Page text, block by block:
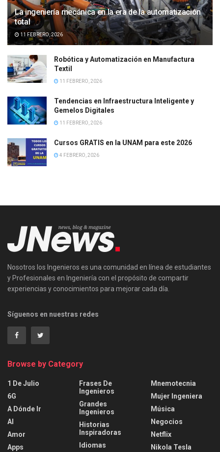
La ingeniería mecánica en la era de la automatización
total
11 FEBRERO, 2026
Robótica y Automatización en Manufactura
Textil
11 FEBRERO, 2026
Tendencias en Infraestructura Inteligente y
Gemelos Digitales
11 FEBRERO, 2026
Cursos GRATIS en la UNAM para este 2026
4 FEBRERO, 2026
Nosotros los Ingenieros es una comunidad en línea de estudiantes
y Profesionales en Ingeniería con el propósito de compartir
experiencias y conocimientos para mejorar cada día.
Síguenos en nuestras redes
Browse by Category
1 De Julio
6G
A Dónde Ir
AI
Amor
Apps
Frases De
Ingenieros
Grandes
Ingenieros
Historias
Inspiradoras
Idiomas
Mnemotecnia
Mujer Ingeniera
Música
Negocios
Netflix
Nikola Tesla